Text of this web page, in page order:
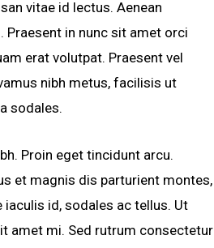
vitae id lectus. Aenean
in nunc sit amet orci
erat volutpat. Praesent vel
nibh metus, facilisis ut
sodales.
Proin eget tincidunt arcu.
et magnis dis parturient montes,
id, sodales ac tellus. Ut
amet mi. Sed rutrum consectetur